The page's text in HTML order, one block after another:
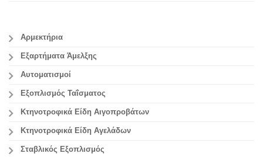
Αρμεκτήρια
Εξαρτήματα Άμελξης
Αυτοματισμοί
Εξοπλισμός Ταΐσματος
Κτηνοτροφικά Είδη Αιγοπροβάτων
Κτηνοτροφικά Είδη Αγελάδων
Σταβλικός Εξοπλισμός